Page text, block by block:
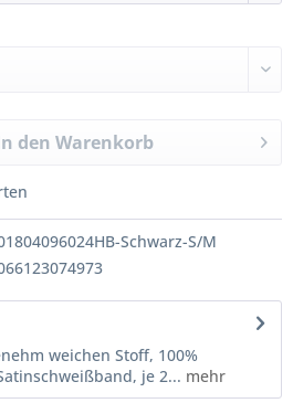
den Warenkorb
Schwarz-S/M
weichen Stoff, 100%
je 2... mehr